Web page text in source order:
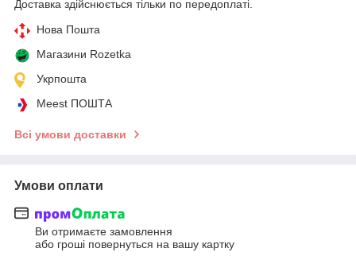
Доставка здійснюється тільки по передоплаті.
Нова Пошта
Магазини Rozetka
Укрпошта
Meest ПОШТА
Всі умови доставки
Умови оплати
Ви отримаєте замовлення
або гроші повернуться на вашу картку